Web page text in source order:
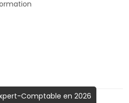
Comptable en 2026